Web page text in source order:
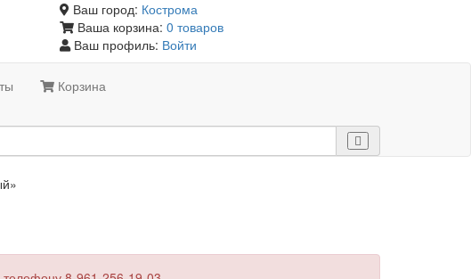
Ваш город: Кострома
Ваша корзина: 0 товаров
Ваш профиль: Войти
Корзина